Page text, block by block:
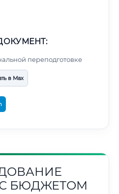
переподготовке
в Max
БЮДЖЕТОМ